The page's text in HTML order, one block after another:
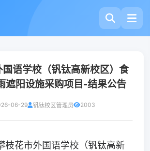
语学校（钒钛高新校区）食
遮阳设施采购项目-结果公告
06-29 钒钛校区管理员 2003
枝花市外国语学校（钒钛高新